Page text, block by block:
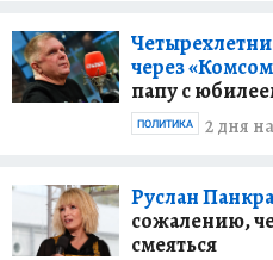
Любовью Моисеевой
Москва, 2024 г.).
через
папу с
2 дня
ПОЛИТИКА
Руслан
сожалению,
смеяться